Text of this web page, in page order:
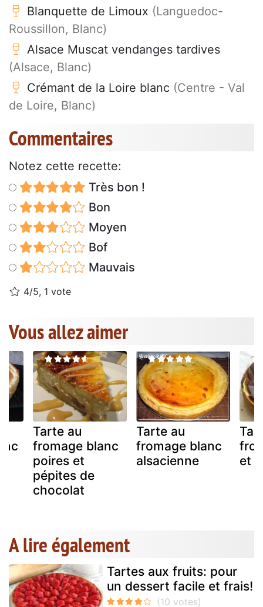
Blanquette de Limoux (Languedoc-
Roussillon, Blanc)
Alsace Muscat vendanges tardives
(Alsace, Blanc)
Crémant de la Loire blanc (Centre - Val
de Loire, Blanc)
Commentaires
Notez cette recette:
Très bon !
Bon
Moyen
Bof
Mauvais
4/5, 1 vote
Vous allez aimer
Tarte au
fromage blanc
poires et
pépites de
chocolat
Tarte au
fromage blanc
alsacienne
et
A lire également
Tartes aux fruits: pour
un dessert facile et frais!